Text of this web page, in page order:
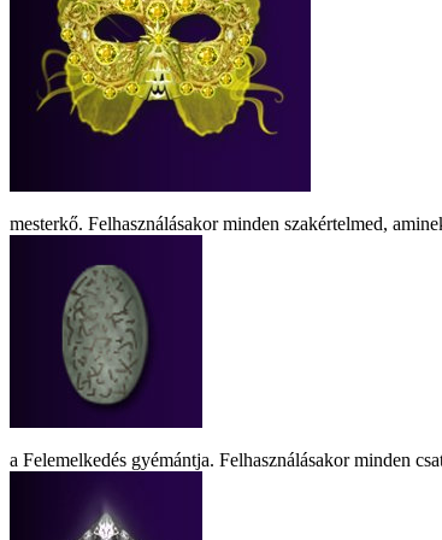
mesterkő. Felhasználásakor minden szakértelmed,
a Felemelkedés gyémántja. Felhasználásakor minden